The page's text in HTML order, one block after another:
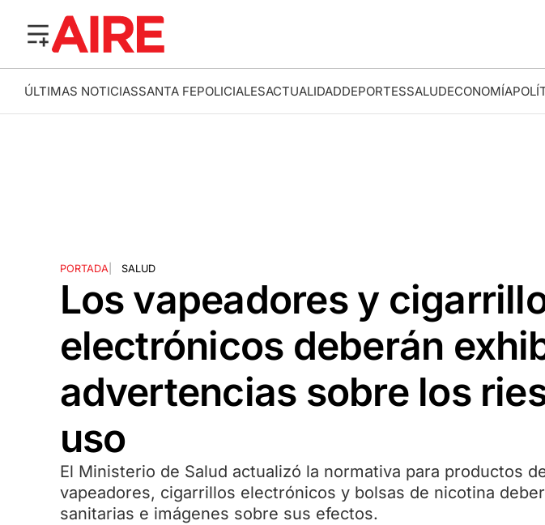
ÚLTIMAS NOTICIASSANTA FEPOLICIALESACTUALIDADDEPORTESSALUDECONOMÍA
PORTADA| SALUD
Los vapeadores y
electrónicos deberán
advertencias sobre los
uso
El Ministerio de Salud actualizó la normativa para productos
vapeadores, cigarrillos electrónicos y bolsas de nicotina
sanitarias e imágenes sobre sus efectos.